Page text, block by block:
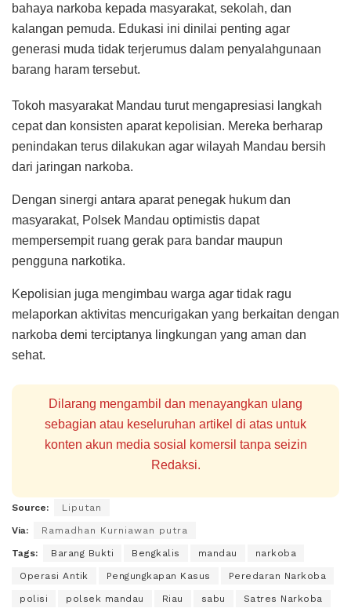
bahaya narkoba kepada masyarakat, sekolah, dan
kalangan pemuda. Edukasi ini dinilai penting agar
generasi muda tidak terjerumus dalam penyalahgunaan
barang haram tersebut.
Tokoh masyarakat Mandau turut mengapresiasi langkah
cepat dan konsisten aparat kepolisian. Mereka berharap
penindakan terus dilakukan agar wilayah Mandau bersih
dari jaringan narkoba.
Dengan sinergi antara aparat penegak hukum dan
masyarakat, Polsek Mandau optimistis dapat
mempersempit ruang gerak para bandar maupun
pengguna narkotika.
Kepolisian juga mengimbau warga agar tidak ragu
melaporkan aktivitas mencurigakan yang berkaitan dengan
narkoba demi terciptanya lingkungan yang aman dan
sehat.
Dilarang mengambil dan menayangkan ulang
sebagian atau keseluruhan artikel di atas untuk
konten akun media sosial komersil tanpa seizin
Redaksi.
Source: Liputan
Via: Ramadhan Kurniawan putra
Tags: Barang Bukti Bengkalis mandau narkoba
Operasi Antik Pengungkapan Kasus Peredaran Narkoba
polisi polsek mandau Riau sabu Satres Narkoba